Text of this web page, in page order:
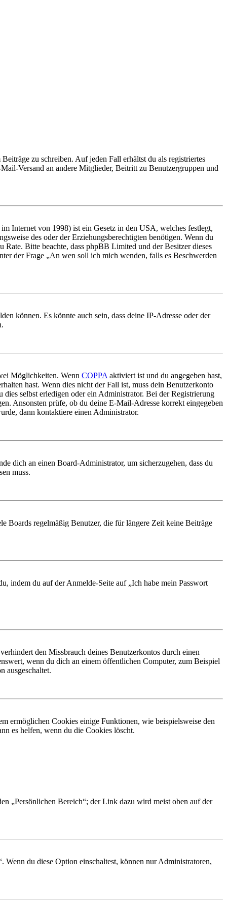
zu schreiben. Auf jeden Fall erhältst du als registriertes
Versand an andere Mitglieder, Beitritt zu Benutzergruppen und
Internet von 1998) ist ein Gesetz in den USA, welches festlegt,
des oder der Erziehungsberechtigten benötigen. Wenn du
Bitte beachte, dass phpBB Limited und der Besitzer dieses
der Frage „An wen soll ich mich wenden, falls es Beschwerden
können. Es könnte auch sein, dass deine IP-Adresse oder der
Möglichkeiten. Wenn COPPA aktiviert ist und du angegeben hast,
hast. Wenn dies nicht der Fall ist, muss dein Benutzerkonto
selbst erledigen oder ein Administrator. Bei der Registrierung
Ansonsten prüfe, ob du deine E-Mail-Adresse korrekt eingegeben
dann kontaktiere einen Administrator.
dich an einen Board-Administrator, um sicherzugehen, dass du
muss.
Boards regelmäßig Benutzer, die für längere Zeit keine Beiträge
indem du auf der Anmelde-Seite auf „Ich habe mein Passwort
den Missbrauch deines Benutzerkontos durch einen
wenn du dich an einem öffentlichen Computer, zum Beispiel
ausgeschaltet.
ermöglichen Cookies einige Funktionen, wie beispielsweise den
es helfen, wenn du die Cookies löscht.
„Persönlichen Bereich“; der Link dazu wird meist oben auf der
du diese Option einschaltest, können nur Administratoren,